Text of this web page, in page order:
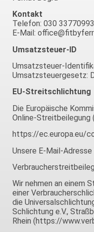
Kontakt
Telefon: 030 33770993
E-Mail:
Umsatzsteuer-ID
Umsatzsteuer-
Umsatzsteuergesetz:
EU-Streitschlichtung
Die Europäische
Online-Streitbeilegung
https://ec.europa.eu/
Unsere E-Mail-
Wir nehmen an einem
einer
die
Schlichtung e.V.,
Rhein (https://